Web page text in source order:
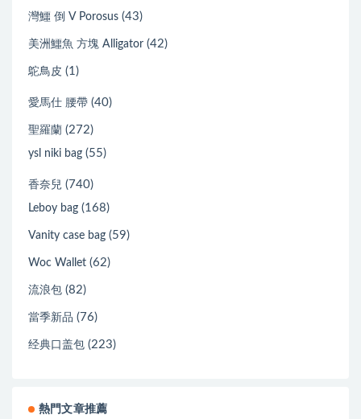
灣鱷 倒 V Porosus (43)
美洲鱷魚 方塊 Alligator (42)
鴕鳥皮 (1)
愛馬仕 腰帶 (40)
聖羅蘭 (272)
ysl niki bag (55)
香奈兒 (740)
Leboy bag (168)
Vanity case bag (59)
Woc Wallet (62)
流浪包 (82)
當季新品 (76)
经典口盖包 (223)
熱門文章推薦